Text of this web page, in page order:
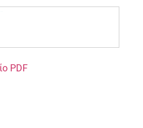
PDF